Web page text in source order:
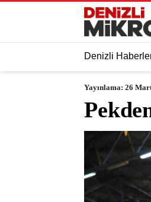
Denizli
Yayınlama: 26